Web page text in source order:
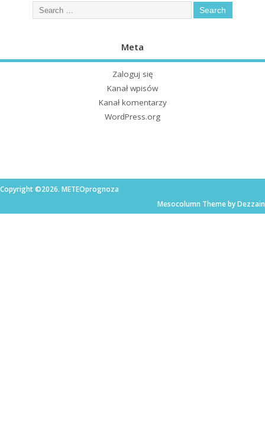
Meta
Zaloguj się
Kanał wpisów
Kanał komentarzy
WordPress.org
Copyright ©2026. METEOprognoza
Mesocolumn Theme by Dezzain